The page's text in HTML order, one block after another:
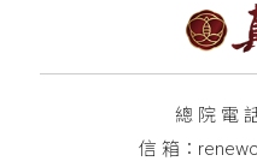
總 院 電
信 箱：